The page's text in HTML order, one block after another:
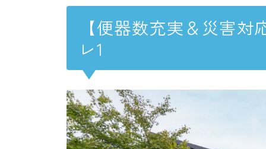
【便器数充実＆災害
レ1